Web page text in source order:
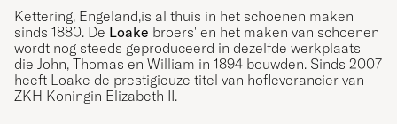
Kettering, Engeland,is al thuis in het schoenen maken
sinds 1880. De Loake broers' en het maken van schoenen
wordt nog steeds geproduceerd in dezelfde werkplaats
die John, Thomas en William in 1894 bouwden. Sinds 2007
heeft Loake de prestigieuze titel van hofleverancier van
ZKH Koningin Elizabeth II.